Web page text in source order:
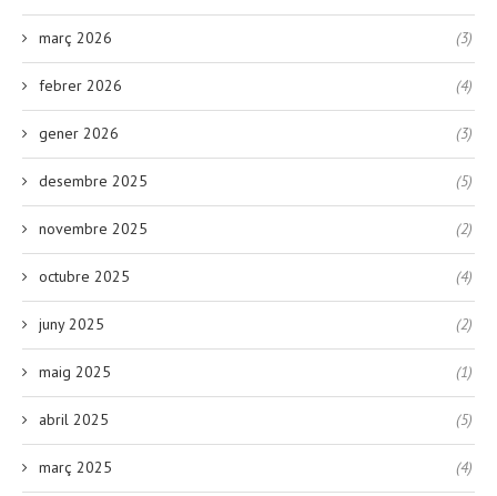
març 2026 (3)
febrer 2026 (4)
gener 2026 (3)
desembre 2025 (5)
novembre 2025 (2)
octubre 2025 (4)
juny 2025 (2)
maig 2025 (1)
abril 2025 (5)
març 2025 (4)